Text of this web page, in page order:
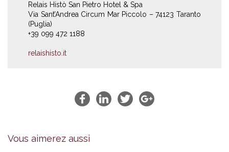
Relais Histò San Pietro Hotel & Spa
Via Sant’Andrea Circum Mar Piccolo – 74123 Taranto
(Puglia)
+39 099 472 1188
relaishisto.it
Vous aimerez aussi